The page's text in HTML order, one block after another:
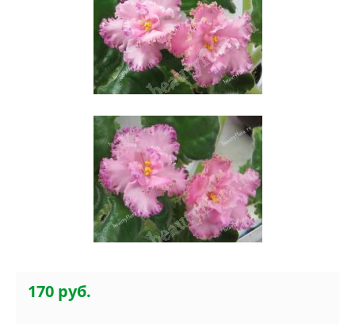
170 руб.